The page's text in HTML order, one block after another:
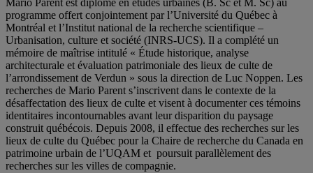
Mario Parent est diplômé en études urbaines (B. Sc et M. Sc) au
programme offert conjointement par l’Université du Québec à
Montréal et l’Institut national de la recherche scientifique –
Urbanisation, culture et société (INRS-UCS). Il a complété un
mémoire de maîtrise intitulé « Étude historique, analyse
architecturale et évaluation patrimoniale des lieux de culte de
l’arrondissement de Verdun » sous la direction de Luc Noppen. Les
recherches de Mario Parent s’inscrivent dans le contexte de la
désaffectation des lieux de culte et visent à documenter ces témoins
identitaires incontournables avant leur disparition du paysage
construit québécois. Depuis 2008, il effectue des recherches sur les
lieux de culte du Québec pour la Chaire de recherche du Canada en
patrimoine urbain de l’UQAM et poursuit parallèlement des
recherches sur les villes de compagnie.